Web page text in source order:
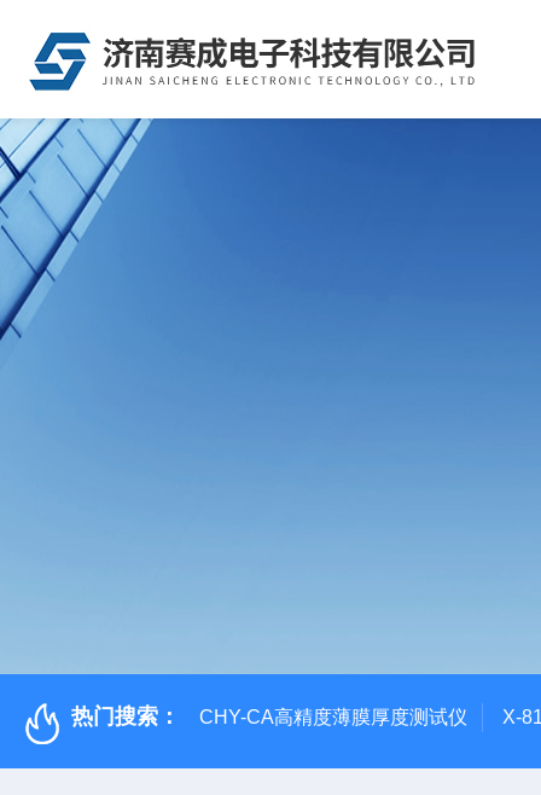
热门搜索： CHY-CA高精度薄膜厚度测试仪 X-